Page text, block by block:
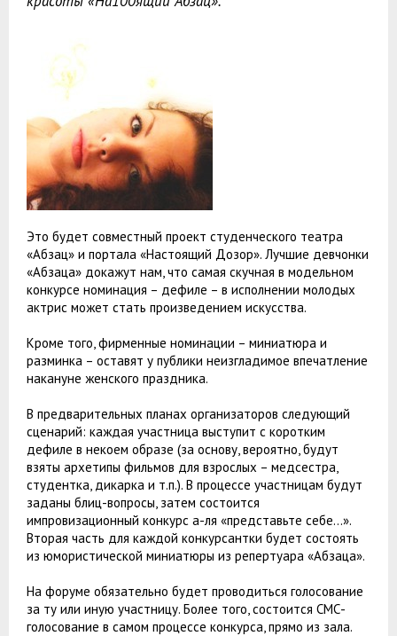
Это будет совместный проект студенческого театра
«Абзац» и портала «Настоящий Дозор». Лучшие девчонки
«Абзаца» докажут нам, что самая скучная в модельном
конкурсе номинация – дефиле – в исполнении молодых
актрис может стать произведением искусства.
Кроме того, фирменные номинации – миниатюра и
разминка – оставят у публики неизгладимое впечатление
накануне женского праздника.
В предварительных планах организаторов следующий
сценарий: каждая участница выступит с коротким
дефиле в некоем образе (за основу, вероятно, будут
взяты архетипы фильмов для взрослых – медсестра,
студентка, дикарка и т.п.). В процессе участницам будут
заданы блиц-вопросы, затем состоится
импровизационный конкурс а-ля «представьте себе…».
Вторая часть для каждой конкурсантки будет состоять
из юмористической миниатюры из репертуара «Абзаца».
На форуме обязательно будет проводиться голосование
за ту или иную участницу. Более того, состоится СМС-
голосование в самом процессе конкурса, прямо из зала.